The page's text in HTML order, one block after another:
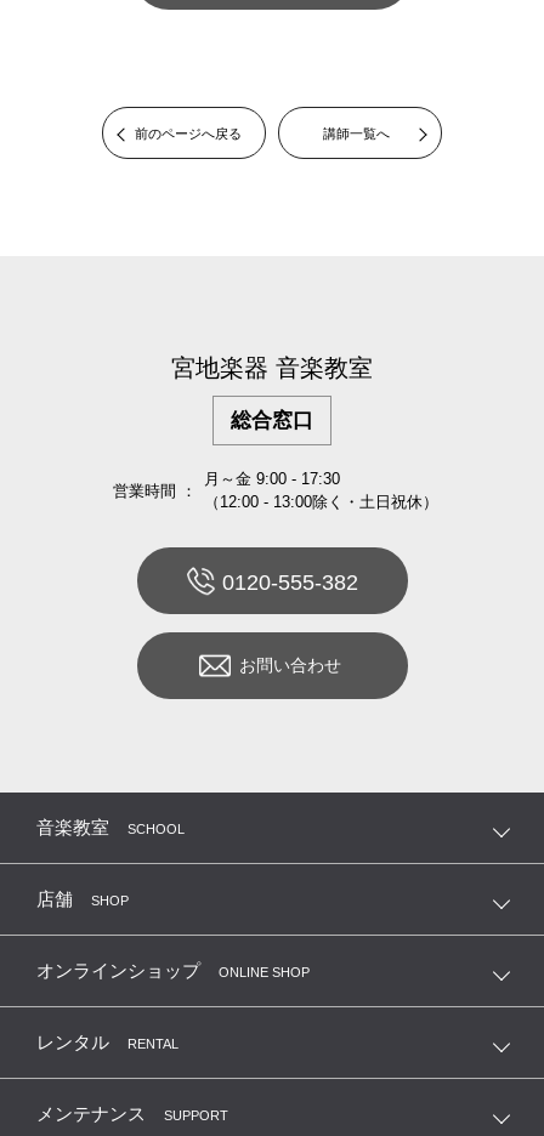
前のページへ戻る 講師一覧へ
宮地楽器 音楽教室
総合窓口
営業時間 ：
月～金 9:00 - 17:30
（12:00 - 13:00除く・土日祝休）
0120-555-382
お問い合わせ
音楽教室 SCHOOL
店舗 SHOP
オンラインショップ ONLINE SHOP
レンタル RENTAL
メンテナンス SUPPORT